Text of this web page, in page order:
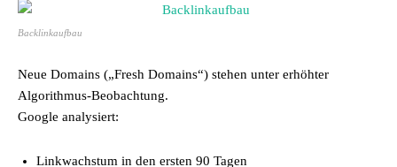
Backlinkaufbau
Neue Domains („Fresh Domains“) stehen unter erhöhter
Algorithmus-Beobachtung.
Google analysiert:
Linkwachstum in den ersten 90 Tagen